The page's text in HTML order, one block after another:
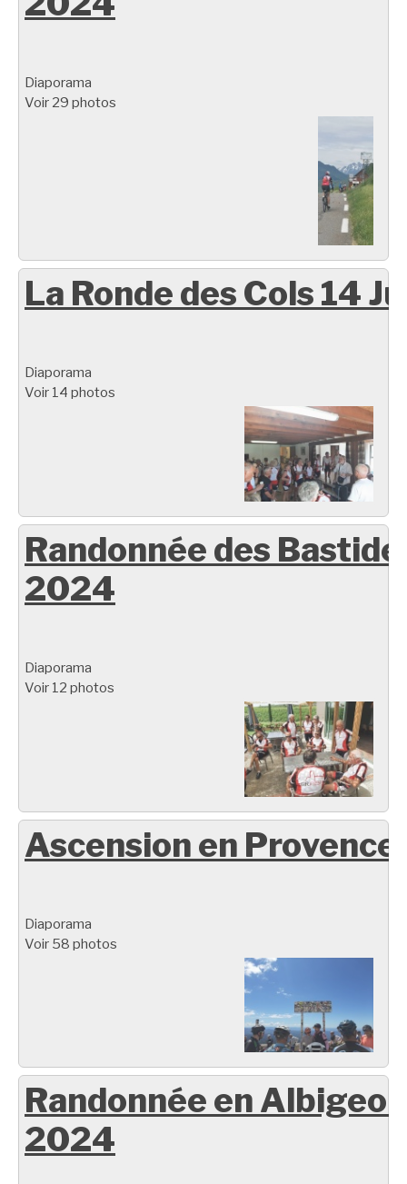
Diaporama
Voir 29 photos
La Ronde des Cols 14
Diaporama
Voir 14 photos
Randonnée des
2024
Diaporama
Voir 12 photos
Ascension en Provence
Diaporama
Voir 58 photos
Randonnée en
2024